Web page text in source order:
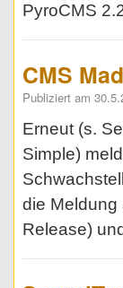
PyroCMS
CMS
Publiziert am
Erneut (s.
Simple)
die Meldung
Release)